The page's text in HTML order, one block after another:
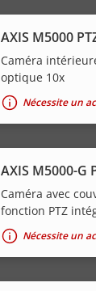
AXIS M5000
Caméra
optique 10x
Nécessite un
AXIS M5000-G
Caméra avec
fonction PTZ
Nécessite un